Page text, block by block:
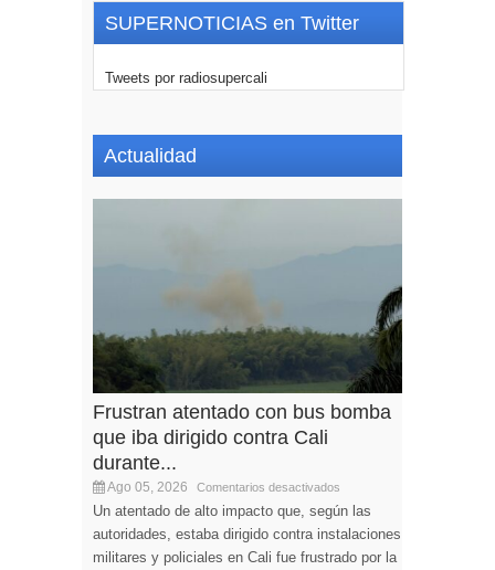
SUPERNOTICIAS en Twitter
Tweets por radiosupercali
Actualidad
Frustran atentado con bus bomba
que iba dirigido contra Cali
durante...
Ago 05, 2026 Comentarios desactivados
Un atentado de alto impacto que, según las
autoridades, estaba dirigido contra instalaciones
militares y policiales en Cali fue frustrado por la